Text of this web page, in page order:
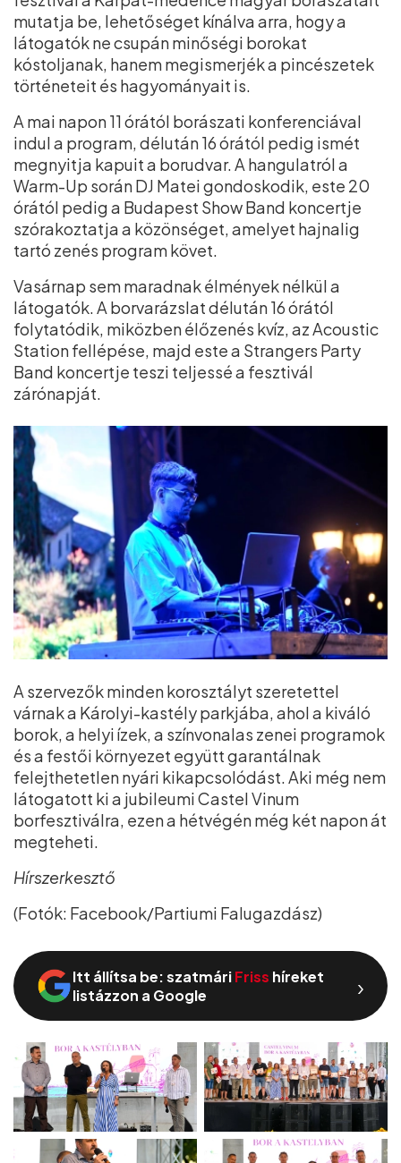
mutatja be, lehetőséget kínálva arra, hogy a
látogatók ne csupán minőségi borokat
kóstoljanak, hanem megismerjék a pincészetek
történeteit és hagyományait is.
A mai napon 11 órától borászati konferenciával
indul a program, délután 16 órától pedig ismét
megnyitja kapuit a borudvar. A hangulatról a
Warm-Up során DJ Matei gondoskodik, este 20
órától pedig a Budapest Show Band koncertje
szórakoztatja a közönséget, amelyet hajnalig
tartó zenés program követ.
Vasárnap sem maradnak élmények nélkül a
látogatók. A borvarázslat délután 16 órától
folytatódik, miközben élőzenés kvíz, az Acoustic
Station fellépése, majd este a Strangers Party
Band koncertje teszi teljessé a fesztivál
zárónapját.
A szervezők minden korosztályt szeretettel
várnak a Károlyi-kastély parkjába, ahol a kiváló
borok, a helyi ízek, a színvonalas zenei programok
és a festői környezet együtt garantálnak
felejthetetlen nyári kikapcsolódást. Aki még nem
látogatott ki a jubileumi Castel Vinum
borfesztiválra, ezen a hétvégén még két napon át
megteheti.
Hírszerkesztő
(Fotók: Facebook/Partiumi Falugazdász)
Itt állítsa be: szatmáriFriss híreket
listázzon a Google
›